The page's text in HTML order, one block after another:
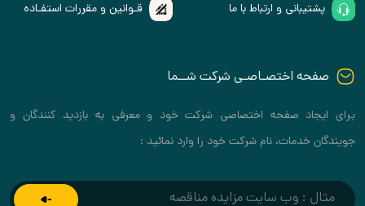
پشتیبانی و ارتباط با ما قـوانین و مقررات استفـاده
صفحه اختصـاصـی شرکت شــما
برای ایجاد صفحه اختصاصی شرکت خود و معرفی به بازدید کنندگان و
جویندگان خدمات، نام شرکت خود را وارد نمائید :